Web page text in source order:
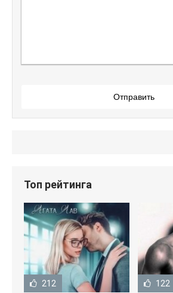
Отправить
Топ рейтинга
212 122